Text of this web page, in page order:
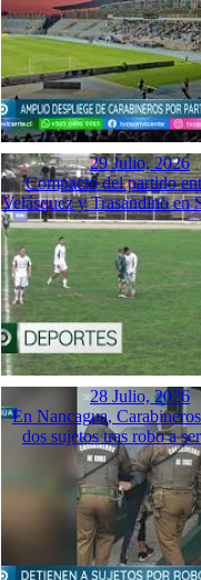
29 Julio, 2026
Compacto del partido
Velásquez y Trasandino en
28 Julio, 2026
En Nancagua,
dos sujetos tras robo a